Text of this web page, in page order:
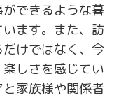
できるような暮
ます。また、訪
けではなく、今
しさを感じてい
家族様や関係者